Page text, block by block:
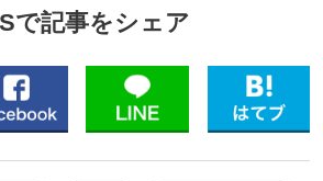
で記事をシェア